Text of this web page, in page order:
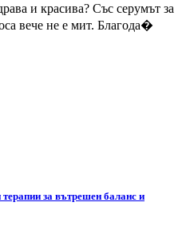
и красива? Със серумът за
вече не е мит. Благода�
за вътрешен баланс и